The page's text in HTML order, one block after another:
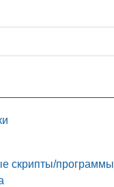
скрипты/программы